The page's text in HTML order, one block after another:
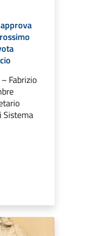
Fabrizio
Sistema